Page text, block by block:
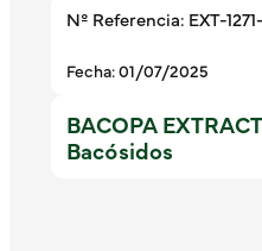
Nº Referencia: EXT-
Fecha: 01/07/2025
BACOPA
Bacósidos